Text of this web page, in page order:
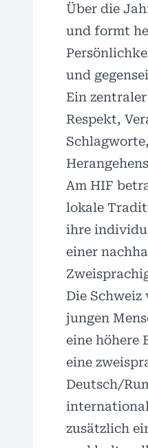
Über die
und formt
und
Ein
Respekt,
Am HIF
lokale
ihre
einer
Die
jungen
eine höhere
eine
Deutsch/
zusätzlich